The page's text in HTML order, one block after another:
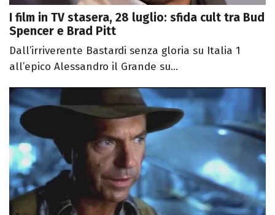
I film in TV stasera, 28 luglio: sfida cult tra Bud
Spencer e Brad Pitt
Dall’irriverente Bastardi senza gloria su Italia 1
all’epico Alessandro il Grande su...